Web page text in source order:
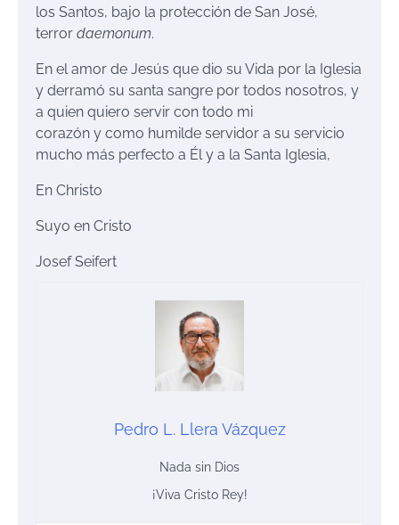
los Santos, bajo la protección de San José,
terror daemonum.
En el amor de Jesús que dio su Vida por la Iglesia
y derramó su santa sangre por todos nosotros, y
a quien quiero servir con todo mi
corazón y como humilde servidor a su servicio
mucho más perfecto a Él y a la Santa Iglesia,
En Christo
Suyo en Cristo
Josef Seifert
Pedro L. Llera Vázquez
Nada sin Dios
¡Viva Cristo Rey!